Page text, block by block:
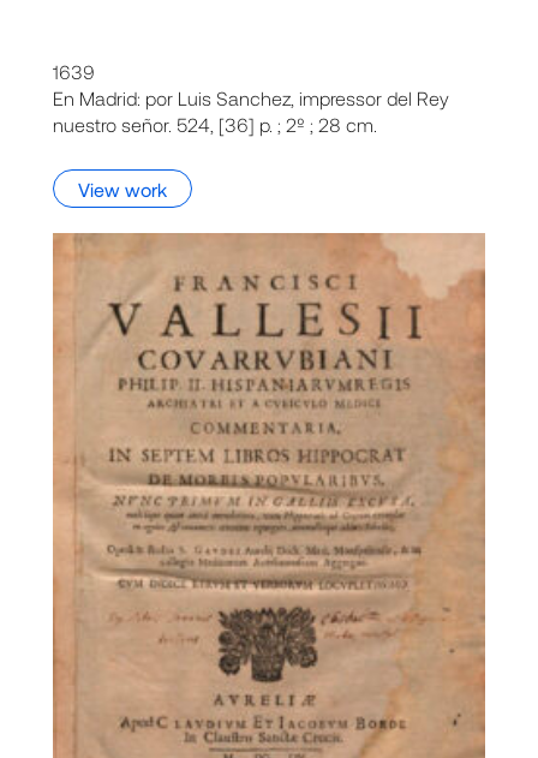
1639
En Madrid: por Luis Sanchez, impressor del Rey
nuestro señor. 524, [36] p. ; 2º ; 28 cm.
View work